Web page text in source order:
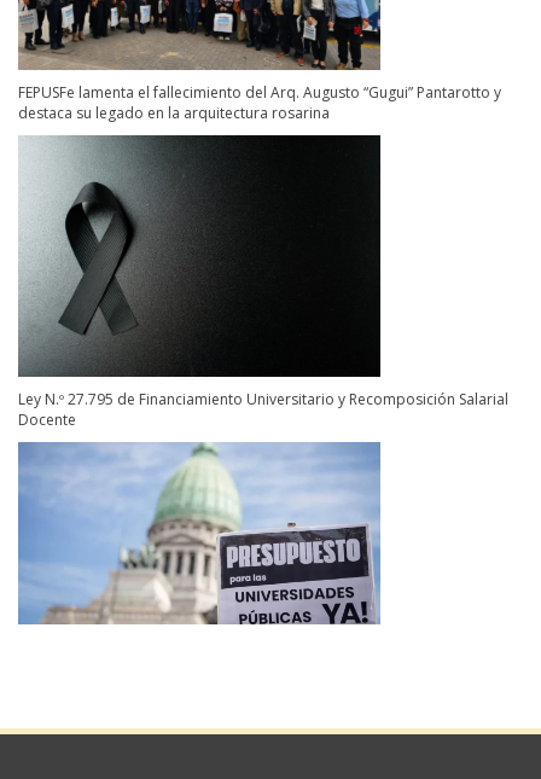
FEPUSFe lamenta el fallecimiento del Arq. Augusto “Gugui” Pantarotto y
destaca su legado en la arquitectura rosarina
Ley N.º 27.795 de Financiamiento Universitario y Recomposición Salarial
Docente